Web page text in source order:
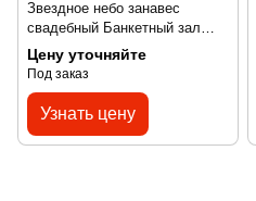
Звездное небо занавес
свадебный Банкетный зал
прямая трансляция KTV
Ресторан звездное небо
сценический светодиодный
свет
Цену уточняйте
Под заказ
Узнать цену